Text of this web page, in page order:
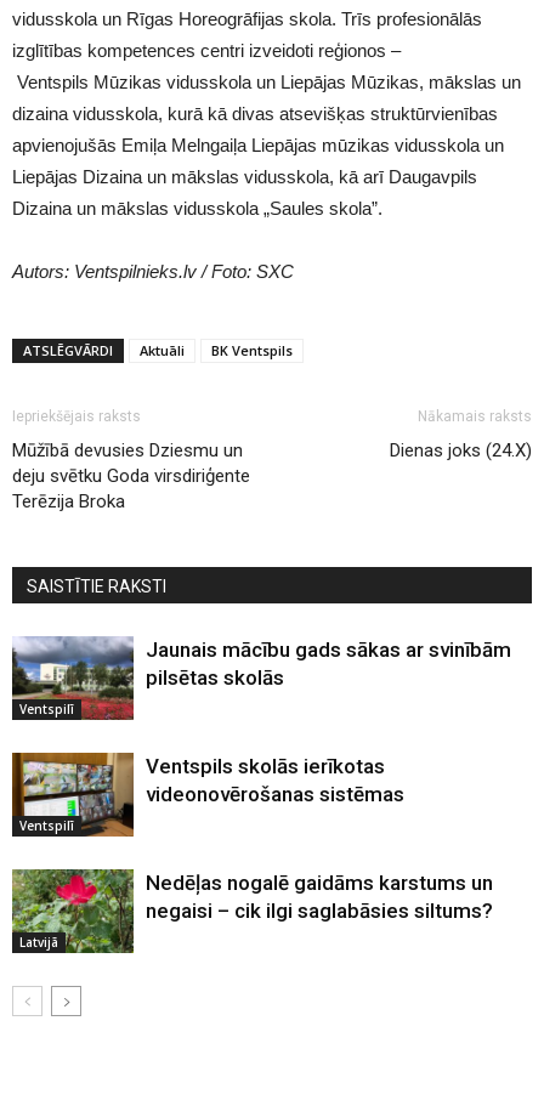
vidusskola un Rīgas Horeogrāfijas skola. Trīs profesionālās
izglītības kompetences centri izveidoti reģionos –
Ventspils Mūzikas vidusskola un Liepājas Mūzikas, mākslas un
dizaina vidusskola, kurā kā divas atsevišķas struktūrvienības
apvienojušās Emiļa Melngaiļa Liepājas mūzikas vidusskola un
Liepājas Dizaina un mākslas vidusskola, kā arī Daugavpils
Dizaina un mākslas vidusskola „Saules skola”.
Autors: Ventspilnieks.lv / Foto: SXC
ATSLĒGVĀRDI Aktuāli BK Ventspils
Iepriekšējais raksts
Mūžībā devusies Dziesmu un
deju svētku Goda virsdiriģente
Terēzija Broka
Nākamais raksts
Dienas joks (24.X)
SAISTĪTIE RAKSTI
Ventspilī
Jaunais mācību gads sākas ar svinībām
pilsētas skolās
Ventspilī
Ventspils skolās ierīkotas
videonovērošanas sistēmas
Latvijā
Nedēļas nogalē gaidāms karstums un
negaisi – cik ilgi saglabāsies siltums?